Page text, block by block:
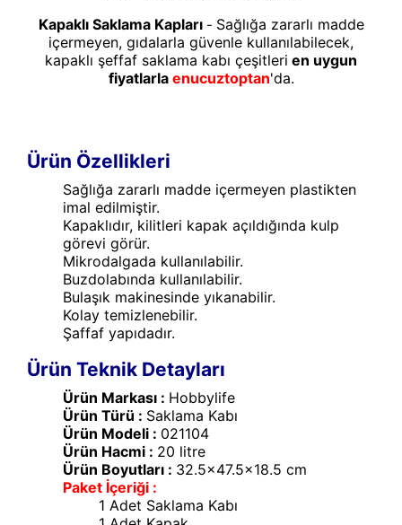
Kapaklı Saklama Kapları- Sağlığa zararlı madde
içermeyen, gıdalarla güvenle kullanılabilecek,
kapaklı şeffaf saklama kabı çeşitleri en uygun
fiyatlarla enucuztoptan'da.
Ürün Özellikleri
Sağlığa zararlı madde içermeyen plastikten
imal edilmiştir.
Kapaklıdır, kilitleri kapak açıldığında kulp
görevi görür.
Mikrodalgada kullanılabilir.
Buzdolabında kullanılabilir.
Bulaşık makinesinde yıkanabilir.
Kolay temizlenebilir.
Şaffaf yapıdadır.
Ürün Teknik Detayları
Ürün Markası : Hobbylife
Ürün Türü : Saklama Kabı
Ürün Modeli : 021104
Ürün Hacmi : 20 litre
Ürün Boyutları : 32.5x47.5x18.5 cm
Paket İçeriği :
1 Adet Saklama Kabı